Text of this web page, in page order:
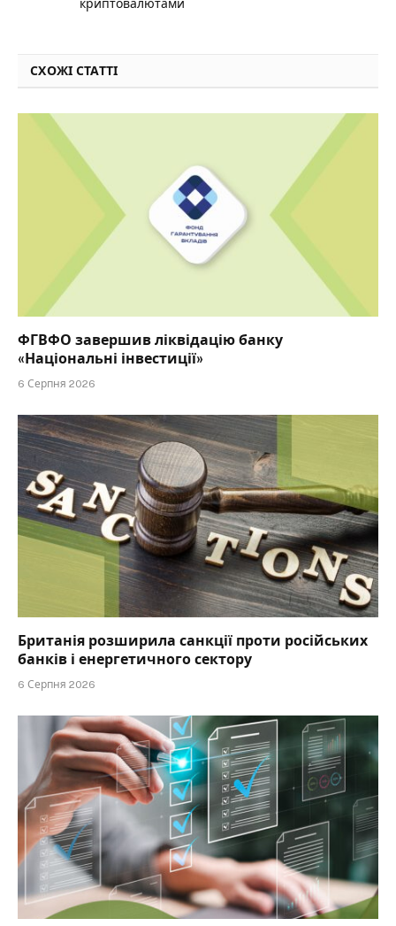
криптовалютами
СХОЖІ СТАТТІ
ФГВФО завершив ліквідацію банку
«Національні інвестиції»
6 Серпня 2026
Британія розширила санкції проти російських
банків і енергетичного сектору
6 Серпня 2026